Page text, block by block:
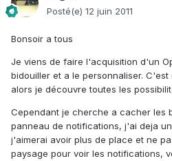
Posté(e) 12 juin 2011
Bonsoir a tous
Je viens de faire l'acquisition d'un
bidouiller et a le personnaliser.
alors je découvre toutes les
Cependant je cherche a cacher les
panneau de notifications, j'ai deja
j'aimerai avoir plus de place et ne
paysage pour voir les notifications,